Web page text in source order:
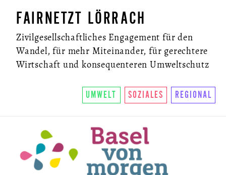
FAIRNETZT LÖRRACH
Zivilgesellschaftliches Engagement für den
Wandel, für mehr Miteinander, für gerechtere
Wirtschaft und konsequenteren Umweltschutz
UMWELT SOZIALES REGIONAL